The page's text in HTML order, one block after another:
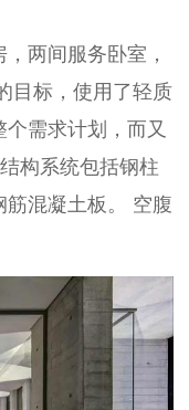
两间服务卧室，
目标，使用了轻质
需求计划，而又
构系统包括钢柱
混凝土板。
空腹